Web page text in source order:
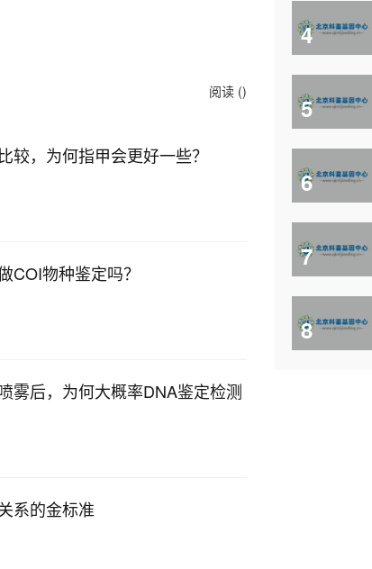
阅读 ()
较，为何指甲会更好一些？
COI物种鉴定吗？
雾后，为何大概率DNA鉴定检测
系的金标准
4
5
6
7
8